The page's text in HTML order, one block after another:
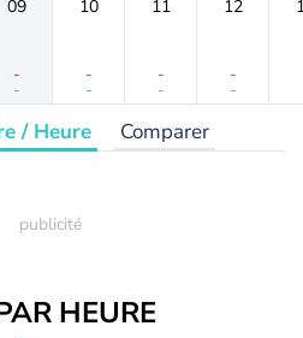
09
-
-
10
-
-
11
-
-
12
-
-
/ Heure Comparer
HEURE